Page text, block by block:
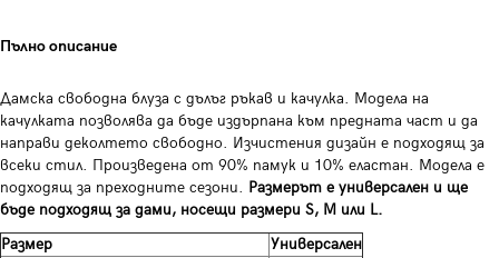
Пълно описание
Дамска свободна блуза с дълъг ръкав и качулка. Модела на
качулката позволява да бъде издърпана към предната част и да
направи деколтето свободно. Изчистения дизайн е подходящ за
всеки стил. Произведена от 90% памук и 10% еластан. Модела е
подходящ за преходните сезони. Размерът е универсален и ще
бъде подходящ за дами, носещи размери S, M или L.
Размер
Универсален